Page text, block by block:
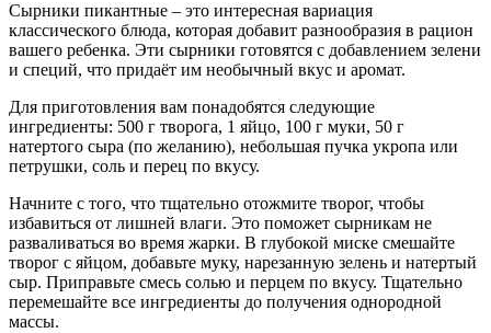
Сырники пикантные – это интересная вариация
классического блюда, которая добавит разнообразия в рацион
вашего ребенка. Эти сырники готовятся с добавлением зелени
и специй, что придаёт им необычный вкус и аромат.
Для приготовления вам понадобятся следующие
ингредиенты: 500 г творога, 1 яйцо, 100 г муки, 50 г
натертого сыра (по желанию), небольшая пучка укропа или
петрушки, соль и перец по вкусу.
Начните с того, что тщательно отожмите творог, чтобы
избавиться от лишней влаги. Это поможет сырникам не
разваливаться во время жарки. В глубокой миске смешайте
творог с яйцом, добавьте муку, нарезанную зелень и натертый
сыр. Приправьте смесь солью и перцем по вкусу. Тщательно
перемешайте все ингредиенты до получения однородной
массы.